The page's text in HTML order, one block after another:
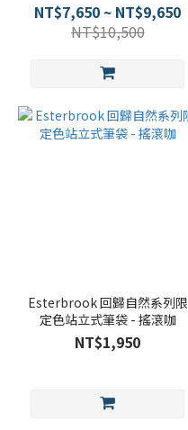
NT$7,650 ~ NT$9,650
NT$10,500
Esterbrook 回歸自然系列限
定色站立式筆袋 - 搖滾咖
NT$1,950